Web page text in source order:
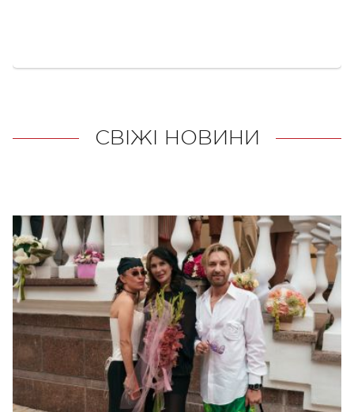
СВІЖІ НОВИНИ